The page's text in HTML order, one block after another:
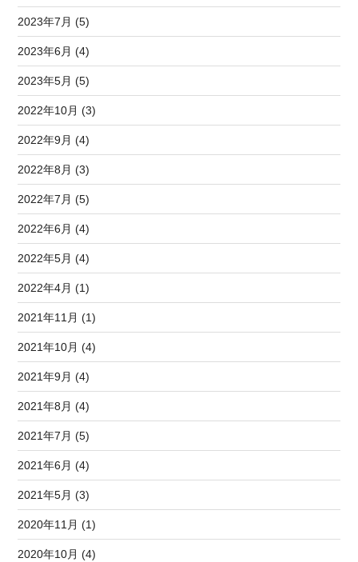
2023年7月 (5)
2023年6月 (4)
2023年5月 (5)
2022年10月 (3)
2022年9月 (4)
2022年8月 (3)
2022年7月 (5)
2022年6月 (4)
2022年5月 (4)
2022年4月 (1)
2021年11月 (1)
2021年10月 (4)
2021年9月 (4)
2021年8月 (4)
2021年7月 (5)
2021年6月 (4)
2021年5月 (3)
2020年11月 (1)
2020年10月 (4)